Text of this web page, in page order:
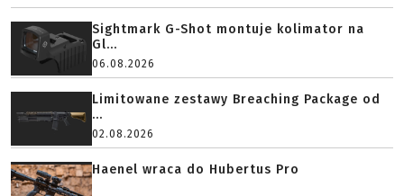
Sightmark G-Shot montuje kolimator na
Gl...
06.08.2026
Limitowane zestawy Breaching Package od
...
02.08.2026
Haenel wraca do Hubertus Pro